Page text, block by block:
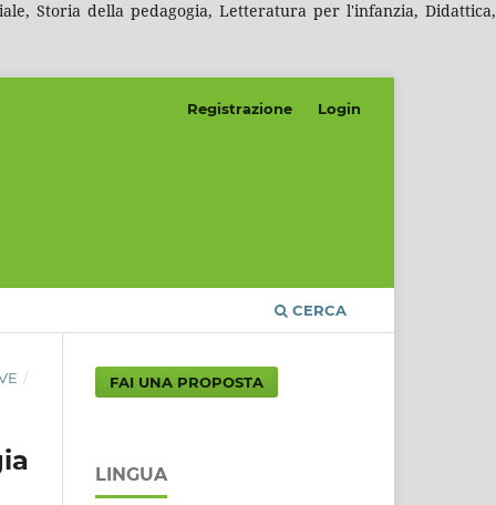
Storia della pedagogia, Letteratura per l'infanzia, Didattica,
CERCA
Registrazione Login
/
FAI UNA PROPOSTA
LINGUA